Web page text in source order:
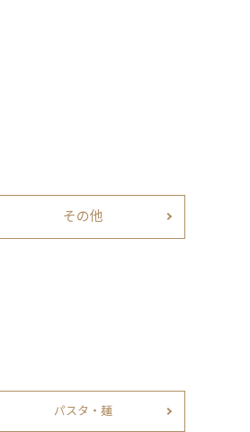
その他
パスタ・麺